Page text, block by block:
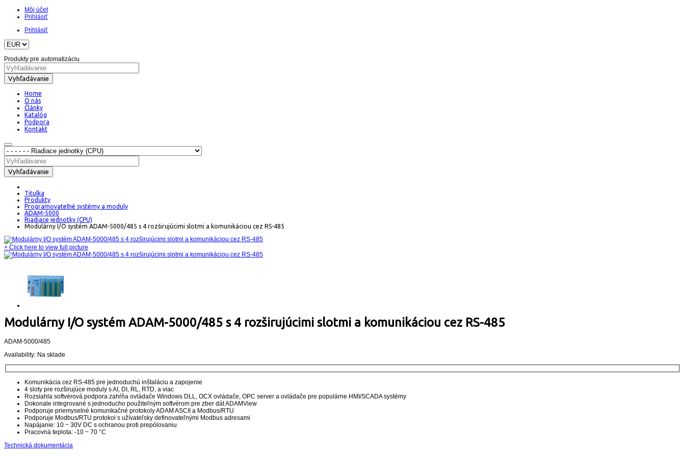
Môj účet
Prihlásiť
Prihlásiť
Produkty pre automatizáciu
Vyhľadávanie
Home
O nás
Články
Katalóg
Podpora
Kontakt
Vyhľadávanie
Titulka
Produkty
Programovateľné systémy a moduly
ADAM-5000
Riadiace jednotky (CPU)
Modulárny I/O systém ADAM-5000/485 s 4 rozširujúcimi slotmi a komunikáciou cez RS-485
+ Click here to view full picture
Modulárny I/O systém ADAM-5000/485 s 4 rozširujúcimi slotmi a komunikáciou cez RS-485
ADAM-5000/485
Availability: Na sklade
Komunikácia cez RS-485 pre jednoduchú inštaláciu a zapojenie
4 sloty pre rozširujúce moduly s AI, DI, RL, RTD, a viac
Rozsiahla softvérová podpora zahŕňa ovládače Windows DLL, OCX ovládače, OPC server a ovládače pre populárne HMI/SCADA systémy
Dokonale integrované s jednoducho použiteľným softvérom pre zber dát ADAMView
Podporuje priemyselné komunikačné protokoly ADAM ASCII a Modbus/RTU
Podporuje Modbus/RTU protokol s užívateľsky definovateľnými Modbus adresami
Napájanie: 10 ~ 30V DC s ochranou proti prepólovaniu
Pracovná teplota: -10 ~ 70 °C
Technická dokumentácia